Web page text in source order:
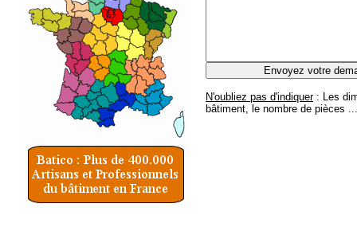
N'oubliez pas d'indiquer: Les
bâtiment, le nombre de pièces ...